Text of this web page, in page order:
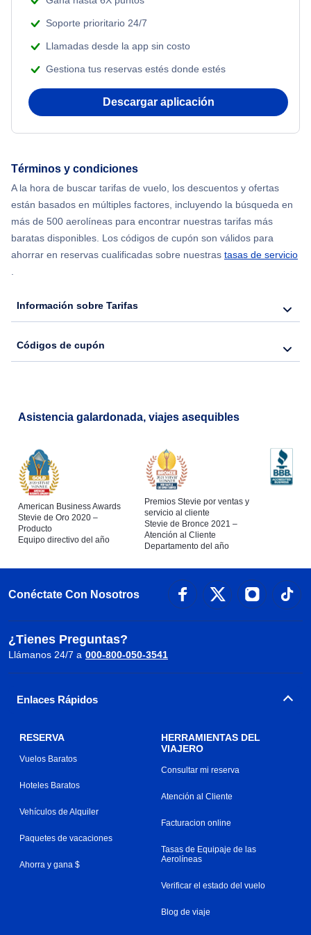
Flights from Nueva York to Mumbai
Flights from Shanghai to Nueva York
Flights from Nueva York to Hong Kong
Flights from Nueva York to Seúl
Soporte prioritario 24/7
Llamadas desde la app sin costo
Gestiona tus reservas estés donde estés
Descargar aplicación
Términos y condiciones
A la hora de buscar tarifas de vuelo, los descuentos y ofertas
están basados en múltiples factores, incluyendo la búsqueda en
más de 500 aerolíneas para encontrar nuestras tarifas más
baratas disponibles. Los códigos de cupón son válidos para
ahorrar en reservas cualificadas sobre nuestras tasas de servicio
.
Información sobre Tarifas
Códigos de cupón
Asistencia galardonada, viajes asequibles
American Business Awards
Stevie de Oro 2020 –
Producto
Equipo directivo del año
Premios Stevie por ventas y
servicio al cliente
Stevie de Bronce 2021 –
Atención al Cliente
Departamento del año
Conéctate Con Nosotros
¿Tienes Preguntas?
Llámanos 24/7 a 000-800-050-3541
Enlaces Rápidos
RESERVA
Vuelos Baratos
Hoteles Baratos
Vehículos de Alquiler
Paquetes de vacaciones
Ahorra y gana $
HERRAMIENTAS DEL
VIAJERO
Consultar mi reserva
Atención al Cliente
Facturacion online
Tasas de Equipaje de las
Aerolíneas
Verificar el estado del vuelo
Blog de viaje